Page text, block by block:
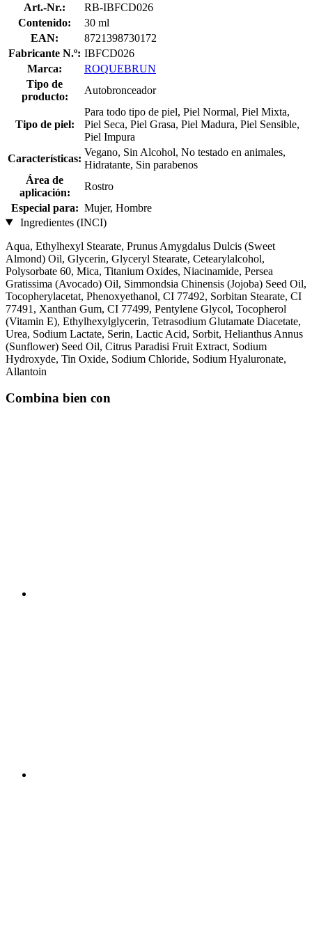
Art.-Nr.:
RB-IBFCD026
Contenido:
30 ml
EAN:
8721398730172
Fabricante N.º: IBFCD026
Marca:
ROQUEBRUN
Tipo de
producto:
Autobronceador
Tipo de piel:
Para todo tipo de piel, Piel Normal, Piel Mixta,
Piel Seca, Piel Grasa, Piel Madura, Piel Sensible,
Piel Impura
Características:
Vegano, Sin Alcohol, No testado en animales,
Hidratante, Sin parabenos
Área de
aplicación:
Rostro
Especial para: Mujer, Hombre
Ingredientes (INCI)
Aqua, Ethylhexyl Stearate, Prunus Amygdalus Dulcis (Sweet
Almond) Oil, Glycerin, Glyceryl Stearate, Cetearylalcohol,
Polysorbate 60, Mica, Titanium Oxides, Niacinamide, Persea
Gratissima (Avocado) Oil, Simmondsia Chinensis (Jojoba) Seed Oil,
Tocopherylacetat, Phenoxyethanol, CI 77492, Sorbitan Stearate, CI
77491, Xanthan Gum, CI 77499, Pentylene Glycol, Tocopherol
(Vitamin E), Ethylhexylglycerin, Tetrasodium Glutamate Diacetate,
Urea, Sodium Lactate, Serin, Lactic Acid, Sorbit, Helianthus Annus
(Sunflower) Seed Oil, Citrus Paradisi Fruit Extract, Sodium
Hydroxyde, Tin Oxide, Sodium Chloride, Sodium Hyaluronate,
Allantoin
Combina bien con